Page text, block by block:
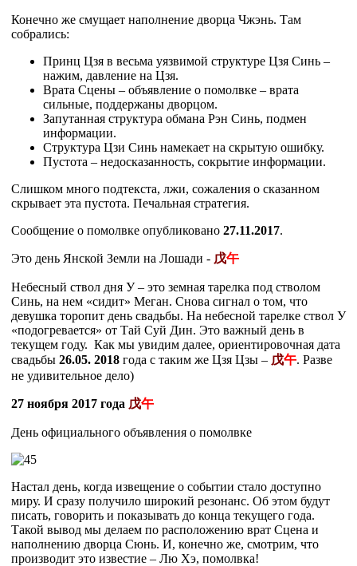
Конечно же смущает наполнение дворца Чжэнь. Там
собрались:
Принц Цзя в весьма уязвимой структуре Цзя Синь –
нажим, давление на Цзя.
Врата Сцены – объявление о помолвке – врата
сильные, поддержаны дворцом.
Запутанная структура обмана Рэн Синь, подмен
информации.
Структура Цзи Синь намекает на скрытую ошибку.
Пустота – недосказанность, сокрытие информации.
Слишком много подтекста, лжи, сожаления о сказанном
скрывает эта пустота. Печальная стратегия.
Сообщение о помолвке опубликовано 27.11.2017.
Это день Янской Земли на Лошади - 戊午
Небесный ствол дня У – это земная тарелка под стволом
Синь, на нем «сидит» Меган. Снова сигнал о том, что
девушка торопит день свадьбы. На небесной тарелке ствол У
«подогревается» от Тай Суй Дин. Это важный день в
текущем году. Как мы увидим далее, ориентировочная дата
свадьбы 26.05. 2018 года с таким же Цзя Цзы – 戊午. Разве
не удивительное дело)
27 ноября 2017 года 戊午
День официального объявления о помолвке
Настал день, когда извещение о событии стало доступно
миру. И сразу получило широкий резонанс. Об этом будут
писать, говорить и показывать до конца текущего года.
Такой вывод мы делаем по расположению врат Сцена и
наполнению дворца Сюнь. И, конечно же, смотрим, что
производит это известие – Лю Хэ, помолвка!